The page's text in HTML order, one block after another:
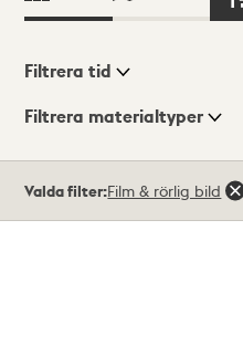
Visningsläge
Filtrera tid
Filtrera materialtyper
träffar
Valda filter:Film & rörlig bild